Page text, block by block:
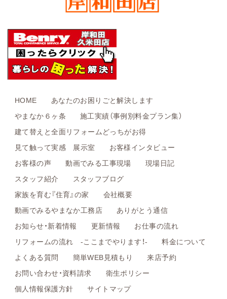
HOME
あなたのお困りごと解決します
やまなか６ヶ条
施工実績（事例別料金プラン集）
建て替えと全面リフォームどっちがお得
見て触って実感 展示室
お客様インタビュー
お客様の声
動画でみる工事現場
現場日記
スタッフ紹介
スタッフブログ
家族を育む『住育』の家
会社概要
動画でみるやまなか工務店
ありがとう通信
お知らせ・新着情報
更新情報
お仕事の流れ
リフォームの流れ -ここまでやります！-
料金について
よくある質問
簡単WEB見積もり
来店予約
お問い合わせ・資料請求
衛生ポリシー
個人情報保護方針
サイトマップ